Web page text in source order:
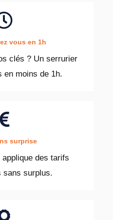
vous en 1h
clés ? Un serrurier
en moins de 1h.
surprise
des tarifs
sans surplus.